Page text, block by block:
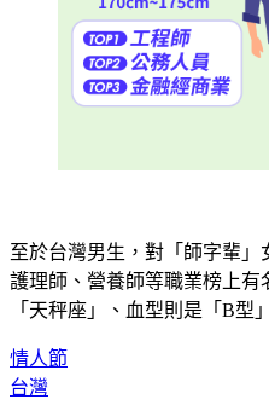
至於台灣男生，對「師字輩」
護理師、營養師等職業榜上
「天秤座」、血型則是「B型
情人節
台灣